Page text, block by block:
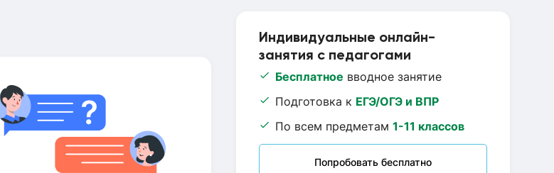
Индивидуальные онлайн-
занятия с педагогами
Бесплатное вводное занятие
Подготовка к ЕГЭ/ОГЭ и ВПР
По всем предметам 1-11 классов
Попробовать бесплатно